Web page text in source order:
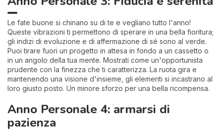
Le fate buone si chinano su di te e vegliano tutto l'anno!
Queste vibrazioni ti permettono di sperare in una bella fioritura;
gli indizi di evoluzione e di affermazione di sé sono al verde.
Puoi tirare fuori un progetto in attesa in fondo a un cassetto o
in un angolo della tua mente. Mostrati come un'opportunista
prudente con la finezza che ti caratterizza. La ruota gira e
mantenendo una visione d'insieme, gli elementi si incastrano al
loro giusto posto. Un minore sforzo per una bella ricompensa.
Anno Personale 4: armarsi di
pazienza